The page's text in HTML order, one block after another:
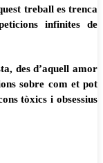
treball es trenca
infinites de
des d’aquell amor
sobre com et pot
tòxics i obsessius